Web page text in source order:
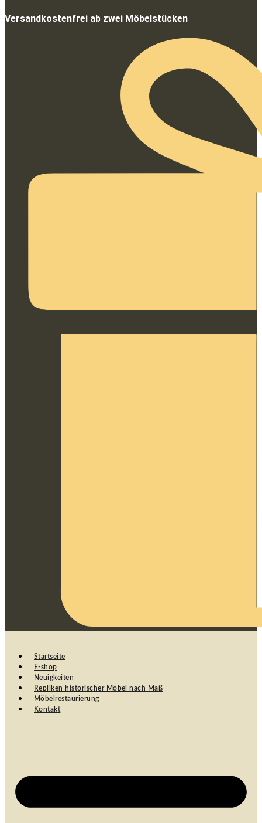
Versandkostenfrei ab zwei Möbelstücken
Startseite
E-shop
Neuigkeiten
Repliken historischer Möbel nach Maß
Möbelrestaurierung
Kontakt